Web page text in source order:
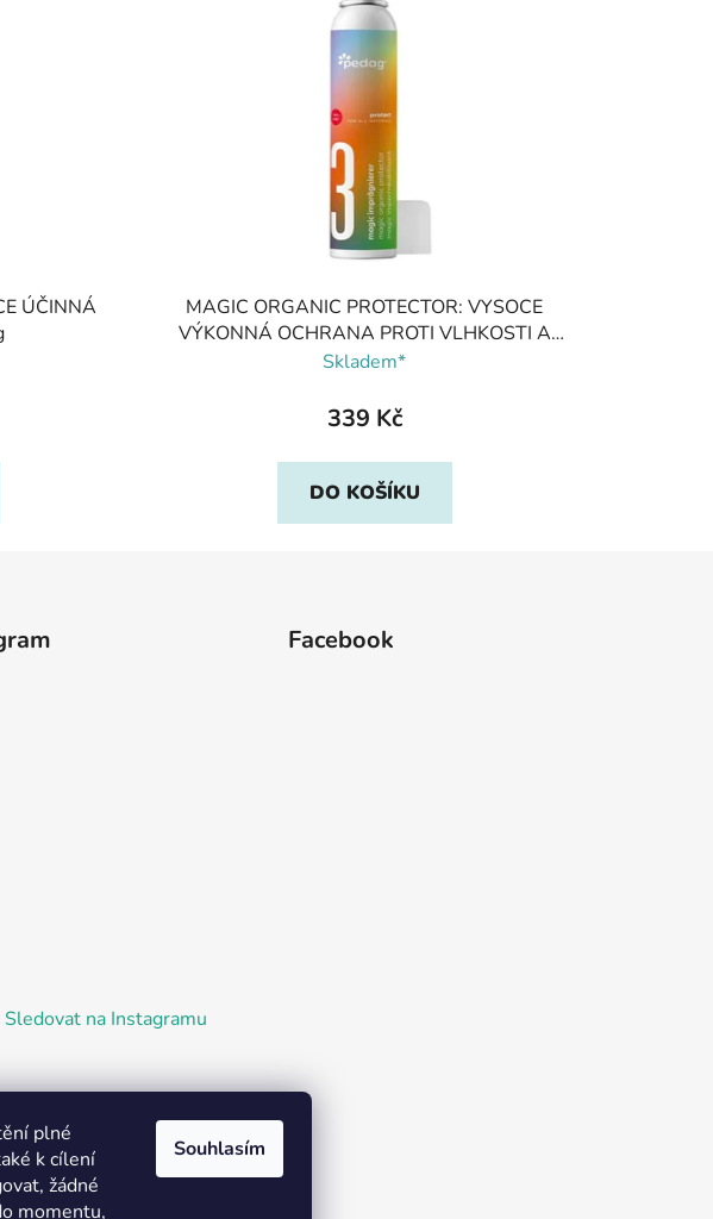
plné
k cílení
žádné
momentu,
Souhlasím
ÚČINNÁ
MAGIC ORGANIC PROTECTOR: VYSOCE
VÝKONNÁ OCHRANA PROTI VLHKOSTI A
ŠPÍNĚ, Pedag
Skladem*
339 Kč
DO KOŠÍKU
Sledovat na Instagramu
Facebook
Plzeň